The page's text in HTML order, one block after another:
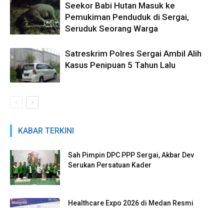
Seekor Babi Hutan Masuk ke
Pemukiman Penduduk di Sergai,
Seruduk Seorang Warga
Satreskrim Polres Sergai Ambil Alih
Kasus Penipuan 5 Tahun Lalu
KABAR TERKINI
Sah Pimpin DPC PPP Sergai, Akbar Dev
Serukan Persatuan Kader
Healthcare Expo 2026 di Medan Resmi